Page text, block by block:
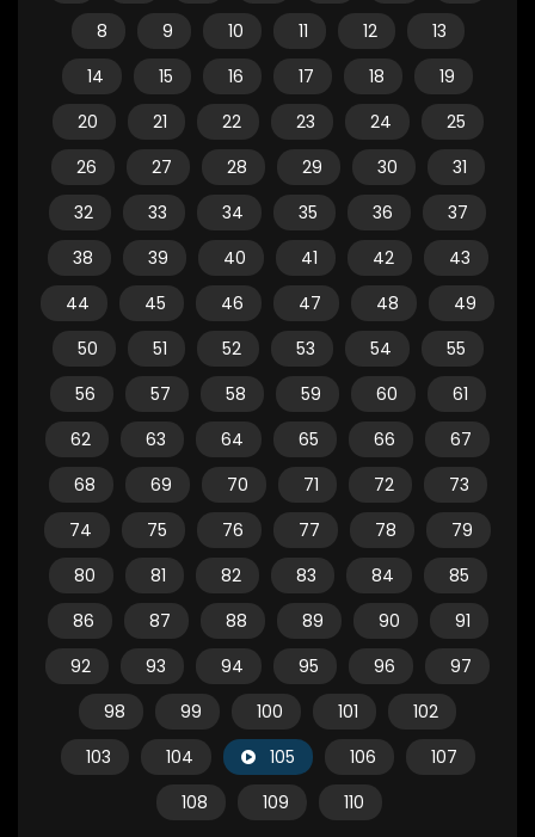
8
9 10 11 12
13
14
15 16 17 18
19
20
21 22 23 24
25
26
27 28 29 30
31
32
33 34 35 36
37
38
39 40 41 42
43
44
45 46 47 48
49
50
51 52 53 54
55
56
57 58 59 60
61
62
63 64 65 66
67
68
69 70 71 72
73
74
75 76 77 78
79
80
81 82 83 84
85
86
87 88 89 90
91
92
93 94 95 96
97
98
99 100 101
102
103
104 105 106
107
108
109 110